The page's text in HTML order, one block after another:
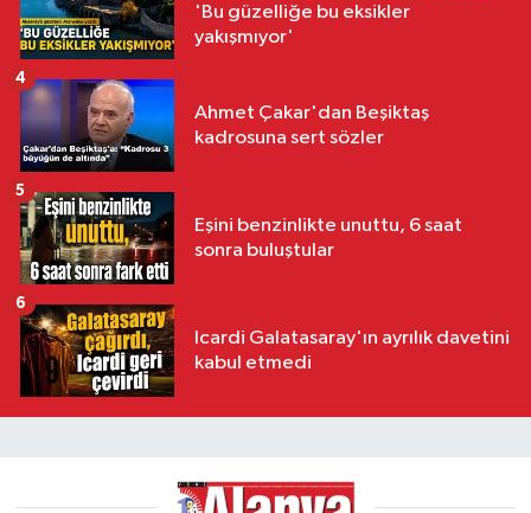
'Bu güzelliğe bu eksikler
yakışmıyor'
Ahmet Çakar'dan Beşiktaş
kadrosuna sert sözler
4
Eşini benzinlikte unuttu, 6 saat
sonra buluştular
5
Icardi Galatasaray'ın ayrılık davetini
kabul etmedi
6